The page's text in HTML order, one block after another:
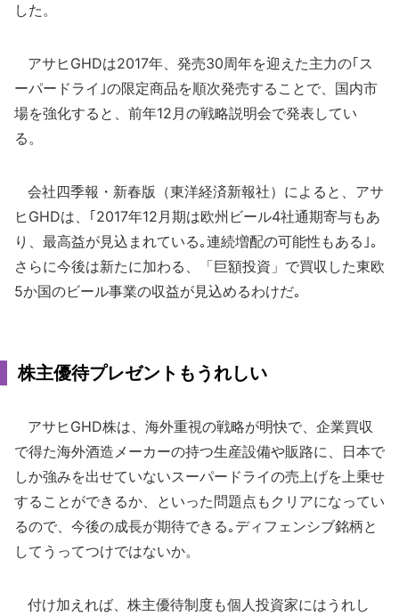
した。
アサヒGHDは2017年、発売30周年を迎えた主力の｢ス
ーパードライ｣の限定商品を順次発売することで、国内市
場を強化すると、前年12月の戦略説明会で発表してい
る。
会社四季報・新春版（東洋経済新報社）によると、アサ
ヒGHDは、｢2017年12月期は欧州ビール4社通期寄与もあ
り、最高益が見込まれている｡連続増配の可能性もある｣｡
さらに今後は新たに加わる、「巨額投資」で買収した東欧
5か国のビール事業の収益が見込めるわけだ｡
株主優待プレゼントもうれしい
アサヒGHD株は、海外重視の戦略が明快で、企業買収
で得た海外酒造メーカーの持つ生産設備や販路に、日本で
しか強みを出せていないスーパードライの売上げを上乗せ
することができるか、といった問題点もクリアになってい
るので、今後の成長が期待できる｡ディフェンシブ銘柄と
してうってつけではないか。
付け加えれば、株主優待制度も個人投資家にはうれし